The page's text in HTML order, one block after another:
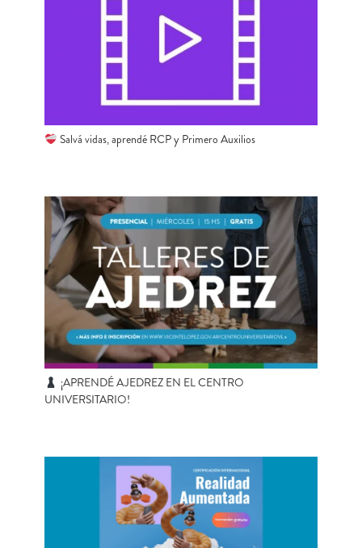
Salvá vidas, aprendé RCP y Primero Auxilios
¡APRENDÉ AJEDREZ EN EL CENTRO
UNIVERSITARIO!